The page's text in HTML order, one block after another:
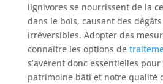
lignivores se nourrissent de la
dans le bois, causant des
irréversibles. Adopter des
connaître les options de
s’avèrent donc essentielles
patrimoine bâti et notre qualité